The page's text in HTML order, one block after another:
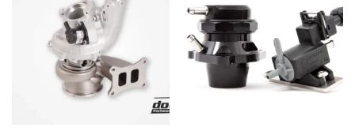
Añadir
a la
lista de
deseos